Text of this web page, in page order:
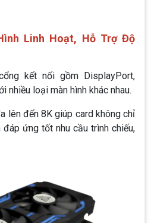
Linh Hoạt, Hỗ Trợ Độ
kết nối gồm DisplayPort,
nhiều loại màn hình khác nhau.
lên đến 8K giúp card không chỉ
ứng tốt nhu cầu trình chiếu,